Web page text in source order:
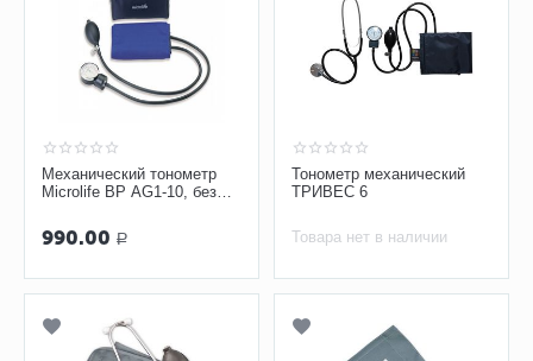
Механический тонометр
Microlife BP AG1-10, без
990.00 Р
Тонометр механический
ТРИВЕС 6
Товара нет в наличии